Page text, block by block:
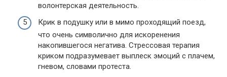
волонтерская деятельность.
Крик в подушку или в мимо проходящий поезд,
что очень символично для искоренения
накопившегося негатива. Стрессовая терапия
криком подразумевает выплеск эмоций с плачем,
гневом, словами протеста.